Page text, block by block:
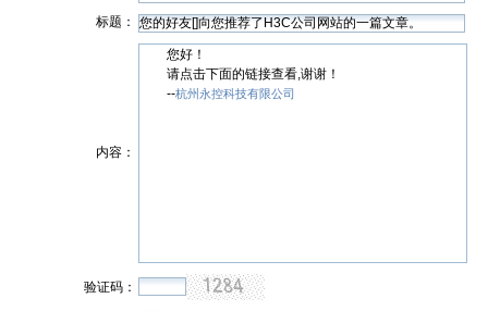
标题：
内容：
您好！
请点击下面的链接查看,谢谢！
--杭州永控科技有限公司
验证码：